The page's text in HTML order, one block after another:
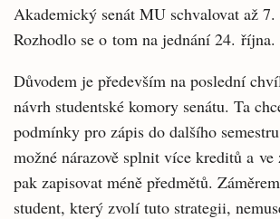
Akademický senát MU schvalovat až
Rozhodlo se o tom na jednání 24. října.
Důvodem je především na poslední
návrh studentské komory senátu. Ta
podmínky pro zápis do dalšího
možné nárazově splnit více kreditů a
pak zapisovat méně předmětů.
student, který zvolí tuto strategii,